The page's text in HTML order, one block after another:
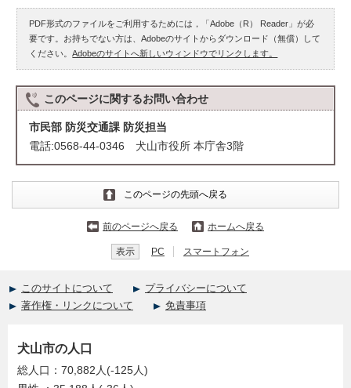
PDF形式のファイルをご利用するためには，「Adobe（R） Reader」が必
要です。お持ちでない方は、Adobeのサイトからダウンロード（無償）して
ください。Adobeのサイトへ新しいウィンドウでリンクします。
このページに関するお問い合わせ
市民部 防災交通課 防災担当
電話:0568-44-0346 犬山市役所 本庁舎3階
このページの先頭へ戻る
前のページへ戻る ホームへ戻る
表示 PC スマートフォン
このサイトについて
プライバシーについて
著作権・リンクについて
免責事項
犬山市の人口
総人口：70,882人(-125人)